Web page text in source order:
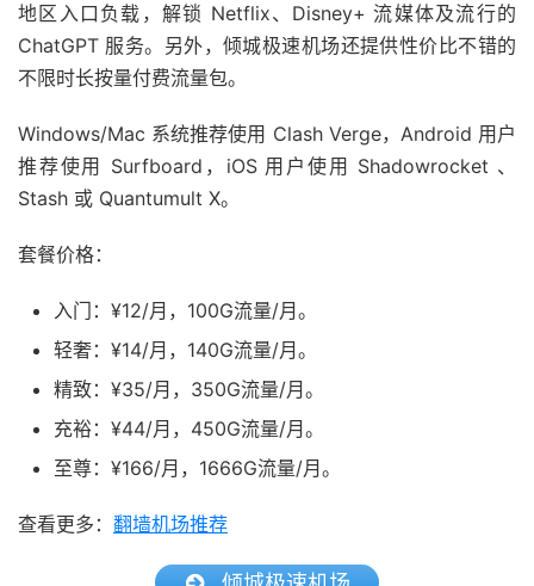
地区入口负载，解锁 Netflix、Disney+ 流媒体及流行的
ChatGPT 服务。另外，倾城极速机场还提供性价比不错的
不限时长按量付费流量包。
Windows/Mac 系统推荐使用 Clash Verge，Android 用户
推荐使用 Surfboard，iOS 用户使用 Shadowrocket 、
Stash 或 Quantumult X。
套餐价格：
入门：¥12/月，100G流量/月。
轻奢：¥14/月，140G流量/月。
精致：¥35/月，350G流量/月。
充裕：¥44/月，450G流量/月。
至尊：¥166/月，1666G流量/月。
查看更多： 翻墙机场推荐